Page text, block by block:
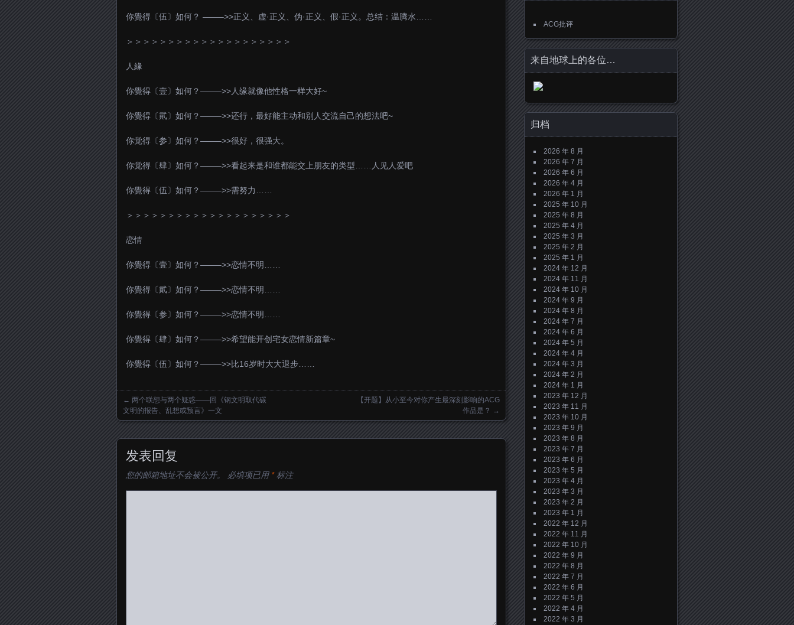
你覺得〔伍〕如何？ ——–>>正义、虚·正义、伪·正义、假·正义。总结：温腾水……
＞＞＞＞＞＞＞＞＞＞＞＞＞＞＞＞＞＞＞＞
人緣
你覺得〔壹〕如何？——–>>人缘就像他性格一样大好~
你覺得〔貮〕如何？——–>>还行，最好能主动和别人交流自己的想法吧~
你觉得〔参〕如何？——–>>很好，很强大。
你觉得〔肆〕如何？——–>>看起来是和谁都能交上朋友的类型……人见人爱吧
你覺得〔伍〕如何？——–>>需努力……
＞＞＞＞＞＞＞＞＞＞＞＞＞＞＞＞＞＞＞＞
恋情
你覺得〔壹〕如何？——–>>恋情不明……
你覺得〔貮〕如何？——–>>恋情不明……
你覺得〔参〕如何？——–>>恋情不明……
你覺得〔肆〕如何？——–>>希望能开创宅女恋情新篇章~
你覺得〔伍〕如何？——–>>比16岁时大大退步……
Posts navigation
← 两个联想与两个疑惑——回《钢文明取代碳
文明的报告、乱想或预言》一文
【开题】从小至今对你产生最深刻影响的ACG
作品是？ →
发表回复
您的邮箱地址不会被公开。 必填项已用 *标注
ACG批评
来自地球上的各位…
归档
2026 年 8 月
2026 年 7 月
2026 年 6 月
2026 年 4 月
2026 年 1 月
2025 年 10 月
2025 年 8 月
2025 年 4 月
2025 年 3 月
2025 年 2 月
2025 年 1 月
2024 年 12 月
2024 年 11 月
2024 年 10 月
2024 年 9 月
2024 年 8 月
2024 年 7 月
2024 年 6 月
2024 年 5 月
2024 年 4 月
2024 年 3 月
2024 年 2 月
2024 年 1 月
2023 年 12 月
2023 年 11 月
2023 年 10 月
2023 年 9 月
2023 年 8 月
2023 年 7 月
2023 年 6 月
2023 年 5 月
2023 年 4 月
2023 年 3 月
2023 年 2 月
2023 年 1 月
2022 年 12 月
2022 年 11 月
2022 年 10 月
2022 年 9 月
2022 年 8 月
2022 年 7 月
2022 年 6 月
2022 年 5 月
2022 年 4 月
2022 年 3 月